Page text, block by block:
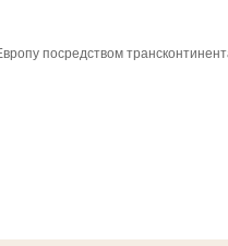
посредством